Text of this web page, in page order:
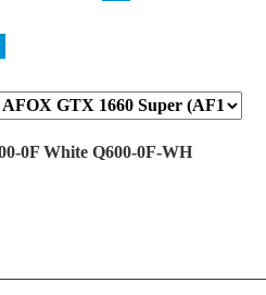
0F White Q600-0F-WH